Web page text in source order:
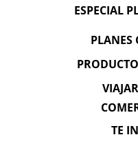
ESPECIAL
PLANES
TE